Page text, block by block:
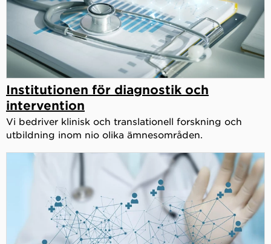
Institutionen för diagnostik och
intervention
Vi bedriver klinisk och translationell forskning och
utbildning inom nio olika ämnesområden.